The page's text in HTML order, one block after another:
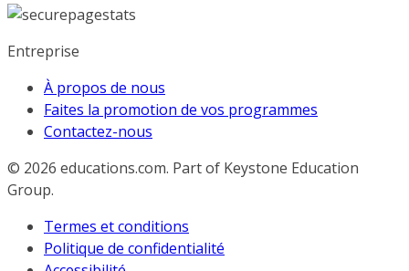
Entreprise
À propos de nous
Faites la promotion de vos programmes
Contactez-nous
© 2026 educations.com. Part of Keystone Education
Group.
Termes et conditions
Politique de confidentialité